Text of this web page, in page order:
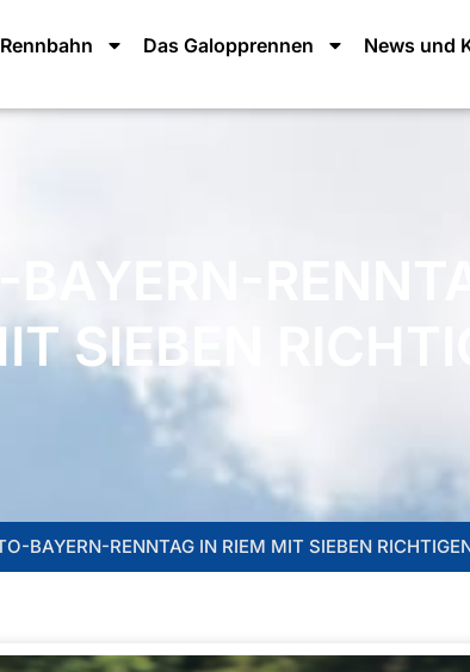
Rennbahn Das Galopprennen News und
SIEBEN
BAYERN-RENNTAG IN RIEM MIT SIEBEN